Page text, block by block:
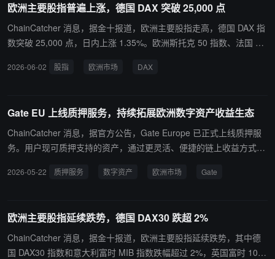
欧洲主要股指普遍上涨，德国 DAX 突破 25,000 点
ChainCatcher 消息，据金十报道，欧洲主要股指走高，德国 DAX 指
数突破 25,000 点，日内上涨 1.35%。欧洲斯托克 50 指数、法国 CA
数上涨 0.53%。
2026-06-02 股指 欧洲市场 DAX
Gate EU 上线质押服务，持续拓展欧洲数字资产收益生态
ChainCatcher 消息，据官方公告，Gate Europe 已正式上线质押服
务。用户现可质押支持的资产，通过更灵活、便捷的链上收益方式获
台用户推出限时奖励活动。 本次活动时间为 2026 年 5 月 22 日至 6
励。 此次上线进一步体现了 Gate Europe 持续拓展欧洲市场合规
化、本地化的数字资产收益生态的战略方向。Gate 持续推进其欧洲
合规进程，Gate Group 旗下马耳他实体 Gate Europe 已在马耳他金
2026-05-22 质押服务 数字资产 欧洲市场 Gate
欧洲主要股指延续跌势，德国 DAX30 跌超 2%
ChainCatcher 消息，据金十报道，欧洲主要股指延续跌势，其中德
国 DAX30 指数和意大利富时 MIB 指数跌幅超过 2%，英国富时 100